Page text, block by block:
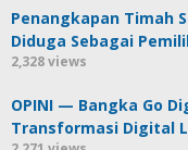
Penangkapan Timah
Diduga Sebagai
2,328 views
OPINI — Bangka Go
Transformasi Digital